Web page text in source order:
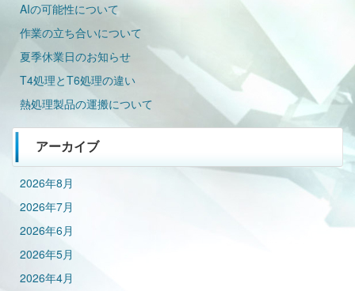
AIの可能性について
作業の立ち合いについて
夏季休業日のお知らせ
T4処理とT6処理の違い
熱処理製品の運搬について
アーカイブ
2026年8月
2026年7月
2026年6月
2026年5月
2026年4月